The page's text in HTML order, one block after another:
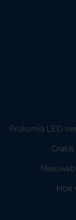
Prolumia LED
Hoe